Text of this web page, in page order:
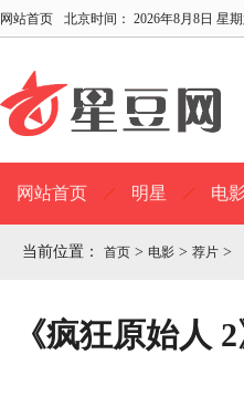
网站首页 北京时间： 2026年8月8日 星
网站首页 明星 电影
当前位置： 首页 > 电影 > 荐片 >
《疯狂原始人